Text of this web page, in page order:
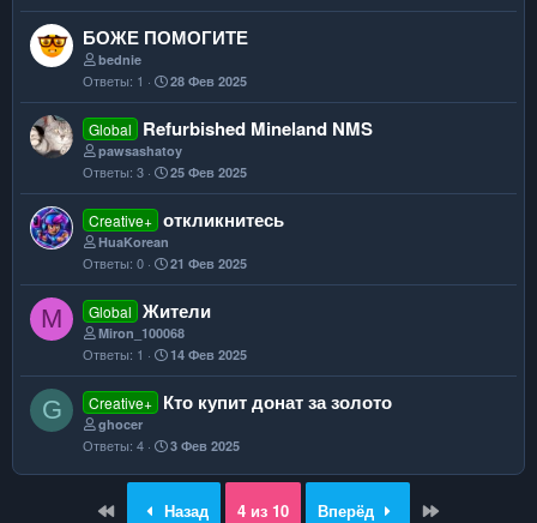
БОЖЕ ПОМОГИТЕ
bednie
Ответы 1 28 Фев 2025
Global Refurbished Mineland NMS
pawsashatoy
Ответы 3 25 Фев 2025
Creative+ откликнитесь
HuaKorean
Ответы 0 21 Фев 2025
M Global Жители
Miron_100068
Ответы 1 14 Фев 2025
G Creative+ Кто купит донат за золото
ghocer
Ответы 4 3 Фев 2025
First Назад 4 из 10 Вперёд